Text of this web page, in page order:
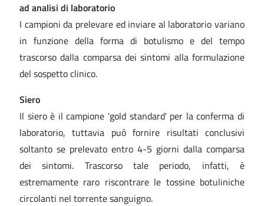
ad analisi di laboratorio
I campioni da prelevare ed inviare al laboratorio variano
in funzione della forma di botulismo e del tempo
trascorso dalla comparsa dei sintomi alla formulazione
del sospetto clinico.
Siero
Il siero è il campione 'gold standard' per la conferma di
laboratorio, tuttavia può fornire risultati conclusivi
soltanto se prelevato entro 4-5 giorni dalla comparsa
dei sintomi. Trascorso tale periodo, infatti, è
estremamente raro riscontrare le tossine botuliniche
circolanti nel torrente sanguigno.